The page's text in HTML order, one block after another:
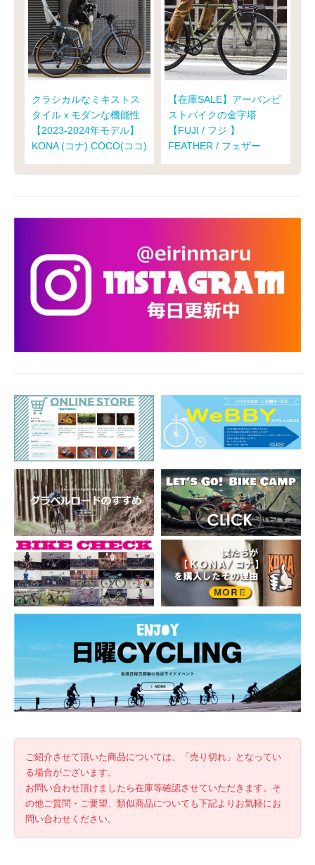
クラシカルなミキストス
タイルｘモダンな機能性
【2023-2024年モデル】
KONA (コナ) COCO(ココ)
【在庫SALE】アーバンピ
ストバイクの金字塔
【FUJI / フジ 】
FEATHER / フェザー
ご紹介させて頂いた商品については、「売り切れ」となってい
る場合がございます。
お問い合わせ頂けましたら在庫等確認させていただきます。そ
の他ご質問・ご要望、類似商品についても下記よりお気軽にお
問い合わせください。